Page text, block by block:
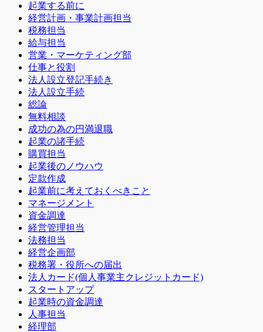
起業する前に
経営計画・事業計画担当
税務担当
給与担当
営業・マーケティング部
仕事と役割
法人設立登記手続き
法人設立手続
総論
無料相談
成功の為の円満退職
起業の諸手続
購買担当
起業後のノウハウ
定款作成
起業前に考えておくべきこと
マネージメント
資金調達
経営管理担当
法務担当
経営企画部
税務署・役所への届出
法人カード(個人事業主クレジットカード)
スタートアップ
起業時の資金調達
人事担当
経理部